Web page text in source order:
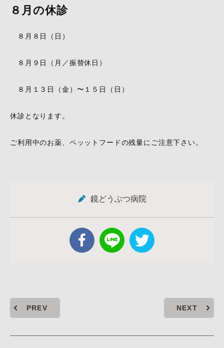
８月の休診
８月８日（日）
８月９日（月／振替休日）
８月１３日（金）〜１５日（日）
休診となります。
ご利用中のお薬、ペッットフードの残量にご注意下さい。
鏡どうぶつ病院
PREV NEXT